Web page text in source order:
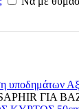
υποδημάτων
ΓΙΑ